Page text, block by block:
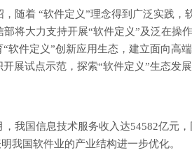
随着 “软件定义”理念得到广泛实践，
将大力支持开展“软件定义”及泛在操
软件定义”创新应用生态，建立面向高
展试点示范，探索“软件定义”生态发展
我国信息技术服务收入达54582亿元
我国软件业的产业结构进一步优化。